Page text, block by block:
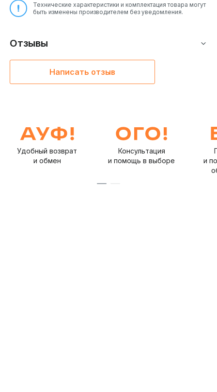
Технические характеристики и комплектация товара могут
быть изменены производителем без уведомления.
Отзывы
Написать отзыв
Удобный возврат
и обмен
Консультация
и помощь в выборе
и